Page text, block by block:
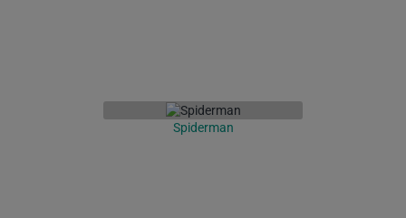
Spiderman